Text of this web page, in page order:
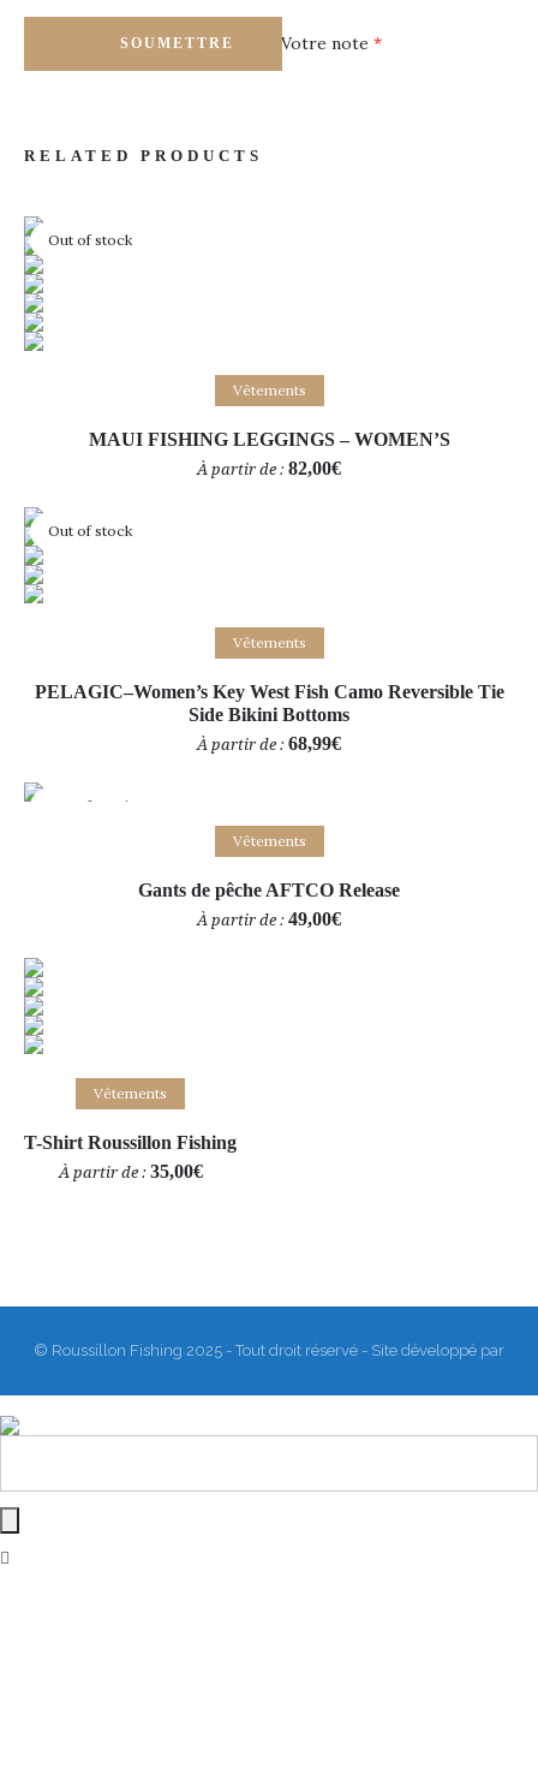
Votre note *
RELATED PRODUCTS
Choix des options
Out of stock
Vêtements
MAUI FISHING LEGGINGS – WOMEN’S
À partir de : 82,00€
Choix des options
Out of stock
Vêtements
PELAGIC–Women’s Key West Fish Camo Reversible Tie
Side Bikini Bottoms
À partir de : 68,99€
Choix des options
Out of stock
Vêtements
Gants de pêche AFTCO Release
À partir de : 49,00€
Choix des options
Vêtements
T-Shirt Roussillon Fishing
À partir de : 35,00€
© Roussillon Fishing 2025 - Tout droit réservé - Site développé par
Matthieu Sanogho&Rodmaps